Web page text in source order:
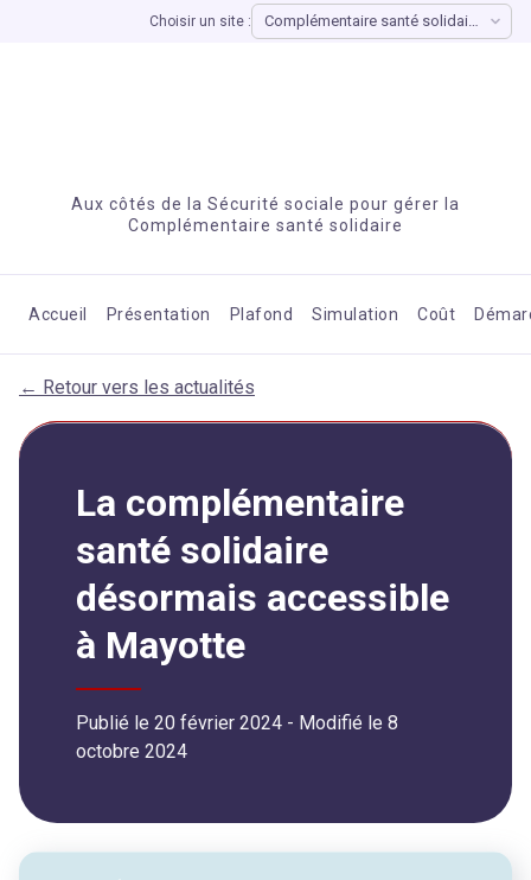
Choisir un site :
Aux côtés de la Sécurité sociale pour gérer la
Complémentaire santé solidaire
Accueil Présentation Plafond Simulation Coût
← Retour vers les actualités
La complémentaire
santé solidaire
désormais accessible
à Mayotte
Publié le 20 février 2024 - Modifié le 8
octobre 2024